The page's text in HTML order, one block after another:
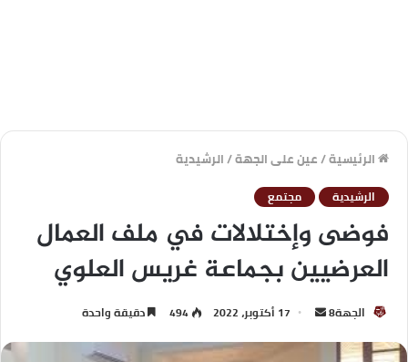
الرئيسية/عين على الجهة/الرشيدية
الرشيدية مجتمع
فوضى وإختلالات في ملف العمال
العرضيين بجماعة غريس العلوي
الجهة8 17 أكتوبر، 2022 494 دقيقة واحدة